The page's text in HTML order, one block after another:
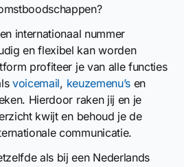
internationaal nummer
en flexibel kan worden
profiteer je van alle functies
voicemail, keuzemenu’sen
Hierdoor raken jij en je
kwijt en behoud je de
communicatie.
als bij een Nederlands